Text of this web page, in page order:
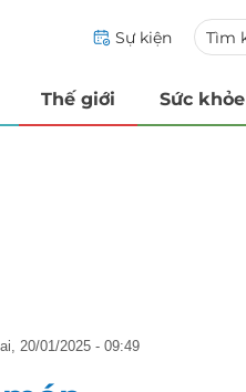
Sự kiện
Thế giới Sức khỏe
20/01/2025 - 09:49